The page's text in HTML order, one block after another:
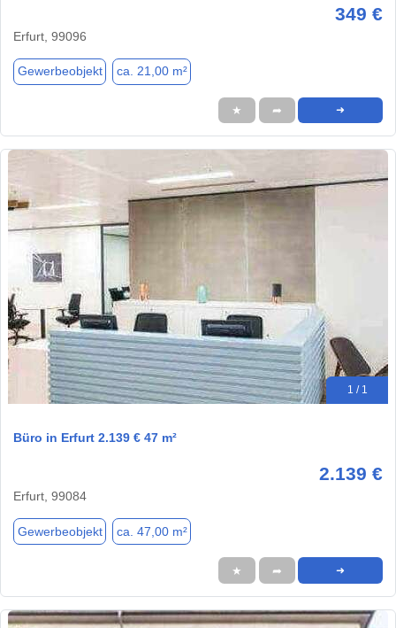
349 €
Erfurt, 99096
Gewerbeobjekt ca. 21,00 m²
★ ➦ ➜
1 / 1
Büro in Erfurt 2.139 € 47 m²
2.139 €
Erfurt, 99084
Gewerbeobjekt ca. 47,00 m²
★ ➦ ➜